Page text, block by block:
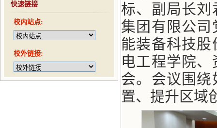
快速链接
校内站点:
校外链接:
标、副局长刘
集团有限公
能装备科技
电工程学院
会。会议围
置、提升区域